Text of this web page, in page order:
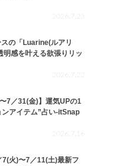
2026.7.23
の「Luarine(ルアリ
明感を叶える欲張りリッ
2026.7.22
7／31(金)】運気UPの1
アイテム”占い-itSnap
2026.7.16
7(火)〜7／11(土)最新フ